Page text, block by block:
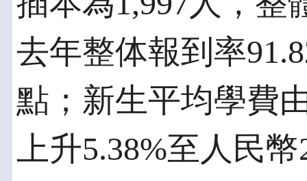
去年整体報到率
點；新生平均學費
上升5.38%至人民